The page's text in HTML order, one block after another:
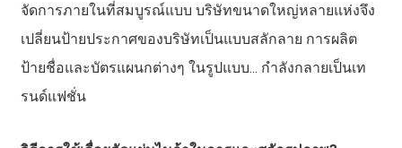
จัดการภายในที่สมบูรณ์แบบ บริษัทขนาดใหญ่หลายแห่งจึง
เปลี่ยนป้ายประกาศของบริษัทเป็นแบบสลักลาย การผลิต
ป้ายชื่อและบัตรแผนกต่างๆ ในรูปแบบ... กำลังกลายเป็นเท
รนด์แฟชั่น